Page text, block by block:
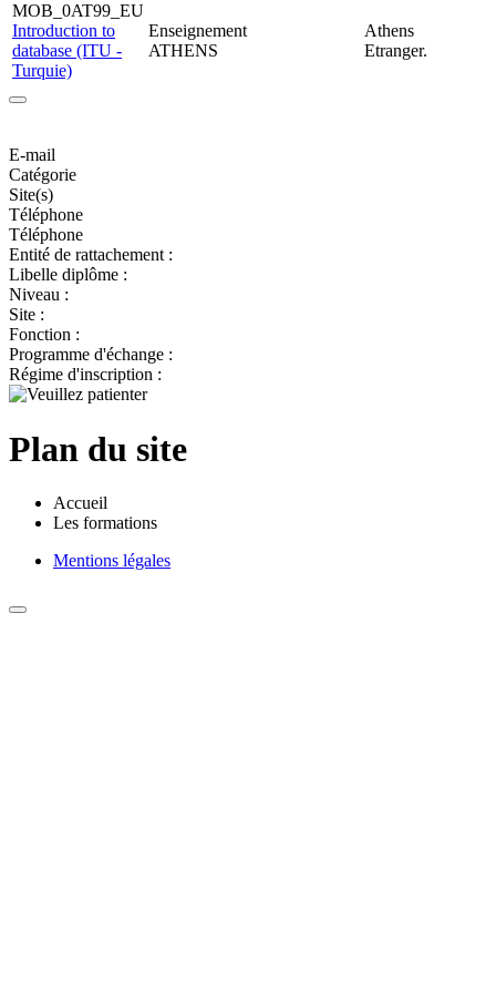
MOB_0AT99_EU
Introduction to
database (ITU -
Turquie)
Enseignement
ATHENS
Athens
Etranger.
E-mail
Catégorie
Site(s)
Téléphone
Téléphone
Entité de rattachement :
Libelle diplôme :
Niveau :
Site :
Fonction :
Programme d'échange :
Régime d'inscription :
Plan du site
Accueil
Les formations
Mentions légales